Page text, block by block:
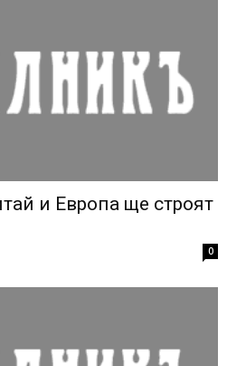
и Европа ще строят
0